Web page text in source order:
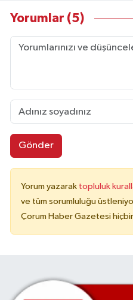
Yorumlar (5)
Gönder
Yorum yazarak topluluk
ve tüm sorumluluğu
Çorum Haber Gazetesi